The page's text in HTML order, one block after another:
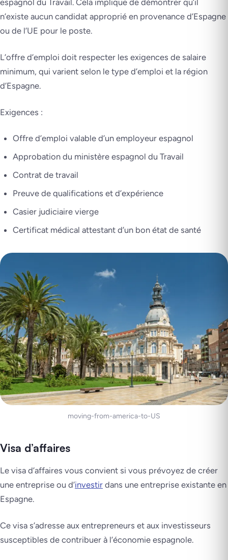
espagnol du Travail. Cela implique de démontrer qu’il
n’existe aucun candidat approprié en provenance d’Espagne
ou de l’UE pour le poste.
L’offre d’emploi doit respecter les exigences de salaire
minimum, qui varient selon le type d’emploi et la région
d’Espagne.
Exigences :
Offre d’emploi valable d’un employeur espagnol
Approbation du ministère espagnol du Travail
Contrat de travail
Preuve de qualifications et d’expérience
Casier judiciaire vierge
Certificat médical attestant d’un bon état de santé
moving-from-america-to-US
Visa d’affaires
Le visa d’affaires vous convient si vous prévoyez de créer
une entreprise ou d’investir dans une entreprise existante en
Espagne.
Ce visa s’adresse aux entrepreneurs et aux investisseurs
susceptibles de contribuer à l’économie espagnole.